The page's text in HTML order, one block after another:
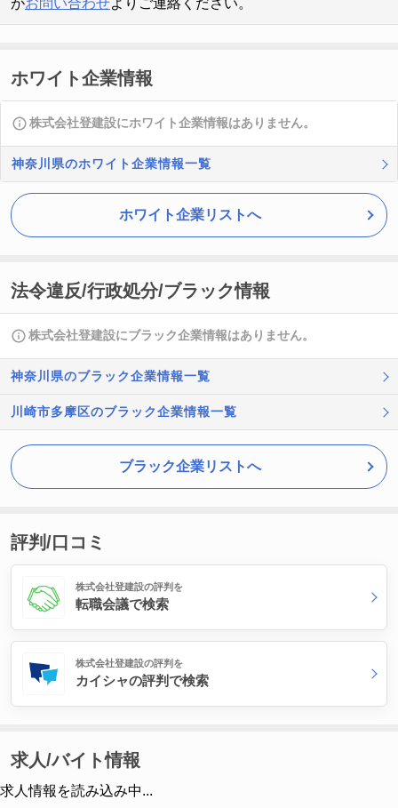
がお問い合わせよりご連絡ください。
ホワイト企業情報
株式会社登建設にホワイト企業情報はありません。
神奈川県のホワイト企業情報一覧
ホワイト企業リストへ
法令違反/行政処分/ブラック情報
株式会社登建設にブラック企業情報はありません。
神奈川県のブラック企業情報一覧
川崎市多摩区のブラック企業情報一覧
ブラック企業リストへ
評判/口コミ
株式会社登建設の評判を
転職会議で検索
株式会社登建設の評判を
カイシャの評判で検索
求人/バイト情報
求人情報を読み込み中...